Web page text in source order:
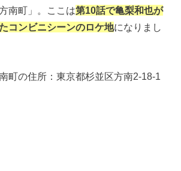
南町」。ここは第10話で亀梨和也が
コンビニシーンのロケ地になりまし
町の住所：東京都杉並区方南2-18-1